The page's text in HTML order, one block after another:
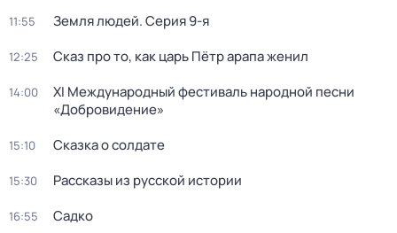
11:55 Земля людей. Серия 9-я
12:25 Сказ про то, как царь Пётр арапа женил
14:00
XI Международный фестиваль народной песни
«Добровидение»
15:10 Сказка о солдате
15:30 Рассказы из русской истории
16:55 Садко